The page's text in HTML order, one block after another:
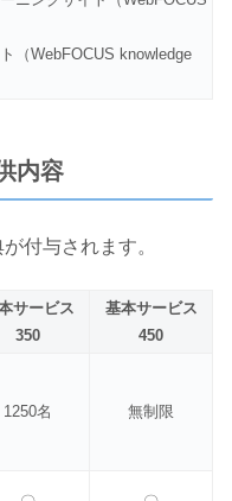
（WebFOCUS knowledge
内容
付与されます。
サービス
350
基本サービス
450
1250名 無制限